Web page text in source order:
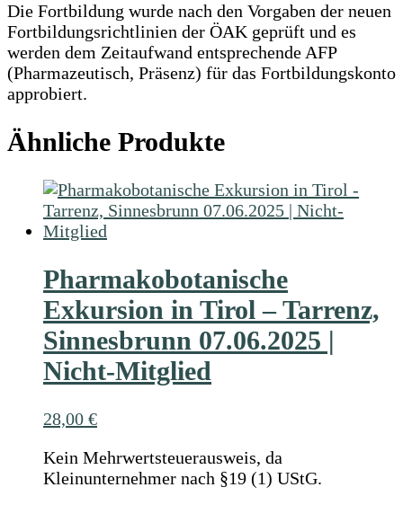
Die Fortbildung wurde nach den Vorgaben der neuen
Fortbildungsrichtlinien der ÖAK geprüft und es
werden dem Zeitaufwand entsprechende AFP
(Pharmazeutisch, Präsenz) für das Fortbildungskonto
approbiert.
Ähnliche Produkte
Pharmakobotanische
Exkursion in Tirol – Tarrenz,
Sinnesbrunn 07.06.2025 |
Nicht-Mitglied
28,00 €
Kein Mehrwertsteuerausweis, da
Kleinunternehmer nach §19 (1) UStG.